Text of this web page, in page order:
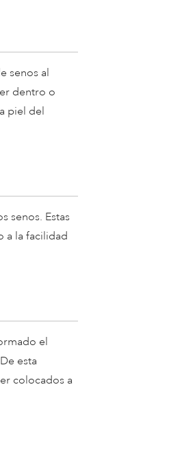
senos al
dentro o
piel del
senos. Estas
a la facilidad
el
esta
colocados a